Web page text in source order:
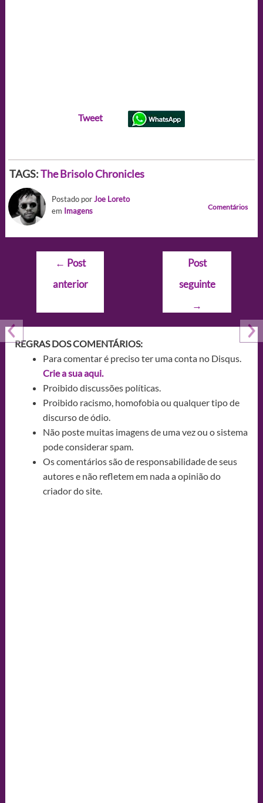
Tweet
TAGS:The Brisolo Chronicles
Postado porJoe Loreto
em Imagens Comentários
Navegação
Post
← Post
anterior
Post
seguinte
→
REGRAS DOS COMENTÁRIOS:
Para comentar é preciso ter uma conta no Disqus.
Crie a sua aqui.
Proibido discussões políticas.
Proibido racismo, homofobia ou qualquer tipo de
discurso de ódio.
Não poste muitas imagens de uma vez ou o sistema
pode considerar spam.
Os comentários são de responsabilidade de seus
autores e não refletem em nada a opinião do
criador do site.